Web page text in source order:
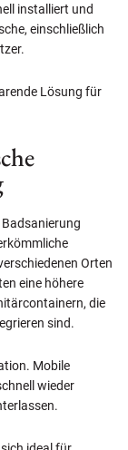
installiert und
einschließlich
Lösung für
Orten
eine höhere
die
sind.
Mobile
wieder